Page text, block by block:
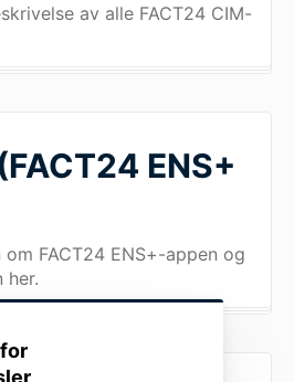
av alle FACT24 CIM-
ENS+
FACT24 ENS+-appen og
her.